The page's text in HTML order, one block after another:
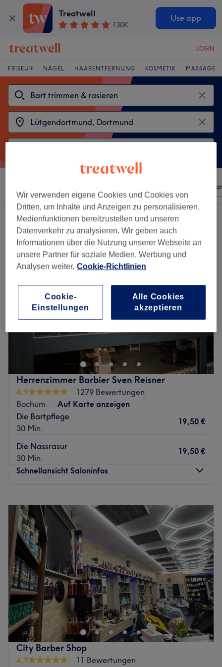
Treatwell
130K
Use app
LOGIN
FRISEUR NÄGEL HAARENTFERNUNG KOSMETIK MASSAGE
2 Salons die anbieten:
Herrenzimmer Barbier Sven Reisner
4,9
1279 Bewertungen
Bochum
Auf Karte anzeigen
Die Bartpflege
30 Min.
19,50 €
Die Nassrasur
30 Min.
19,50 €
Schnellansicht Saloninfos
Dienstag
09:00–19:00
Mittwoch
09:00–19:00
Donnerstag
09:00–19:00
Freitag
09:00–19:00
Samstag
Geschlossen
Sonntag
Geschlossen
Du suchst ehrliches Handwerk und einen Ort zum
Durchatmen? Das Herrenzimmer in Bochum-Langendreer,
Hauptstraße 31 bietet dir Stil und Entspannung abseits
des Alltags. Hier kannst du bei einem Kaffee oder einem
kühlen Bier erst mal ankommen und dich auf einen
Haarschnitt freuen, der wirklich zu dir passt.
City Barber Shop
4,9
11 Bewertungen
Wir verwenden eigene Cookies und Cookies von
Dritten, um Inhalte und Anzeigen zu personalisieren,
Medienfunktionen bereitzustellen und unseren
Datenverkehr zu analysieren. Wir geben auch
Informationen über die Nutzung unserer Webseite an
unsere Partner für soziale Medien, Werbung und
Analysen weiter. Cookie-Richtlinien
Cookie-
Einstellungen
Alle Cookies
akzeptieren